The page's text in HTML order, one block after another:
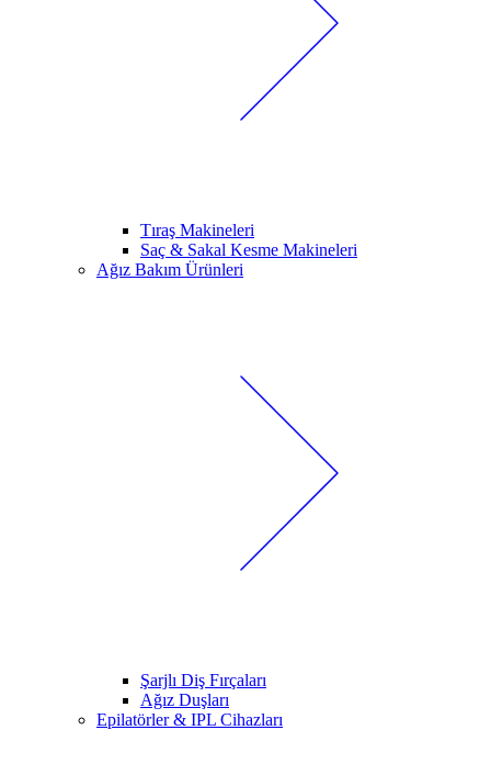
Tıraş Makineleri
Saç & Sakal Kesme Makineleri
Ağız Bakım Ürünleri
Şarjlı Diş Fırçaları
Ağız Duşları
Epilatörler & IPL Cihazları